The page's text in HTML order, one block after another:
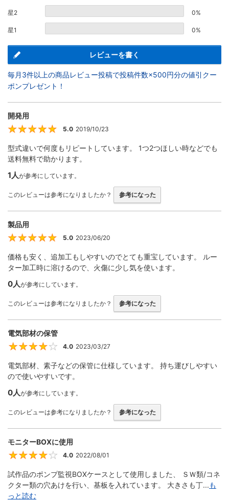
星2 0%
星1 0%
レビューを書く
毎月3件以上の商品レビュー投稿で投稿件数×500円分の値引クー
ポンプレゼント！
開発用
5
5.0 2019/10/23
型式違いで何度もリピートしています。 1つ2つほしい時などでも
送料無料で助かります。
1人が参考にしています。
このレビューは参考になりましたか？ 参考になった
製品用
5
5.0 2023/06/20
価格も安く、追加工もしやすいのでとても重宝しています。 ルー
ター加工時に溶けるので、火傷に少し気を使います。
0人が参考にしています。
このレビューは参考になりましたか？ 参考になった
電気部材の保管
4
4.0 2023/03/27
電気部材、素子などの保管に仕様しています。 持ち運びしやすい
ので使いやすいです。
0人が参考にしています。
このレビューは参考になりましたか？ 参考になった
モニターBOXに使用
4
4.0 2022/08/01
試作品のポンプ監視BOXケースとして使用しました、 ＳＷ類/コネ
クター類の穴あけを行い、基板を入れています。 大きさも丁...も
っと読む